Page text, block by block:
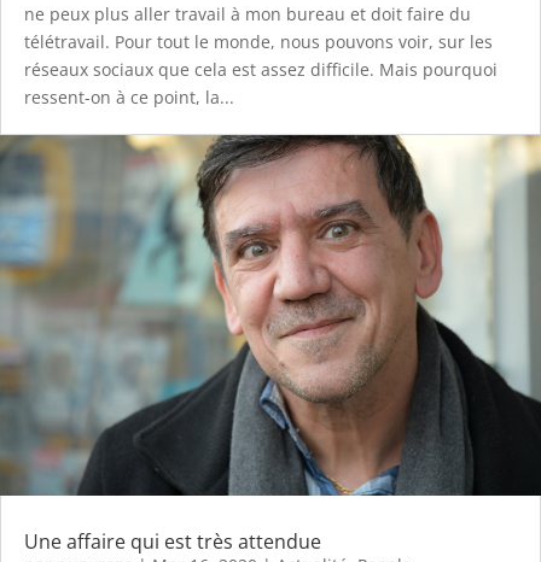
ne peux plus aller travail à mon bureau et doit faire du
télétravail. Pour tout le monde, nous pouvons voir, sur les
réseaux sociaux que cela est assez difficile. Mais pourquoi
ressent-on à ce point, la...
Une affaire qui est très attendue